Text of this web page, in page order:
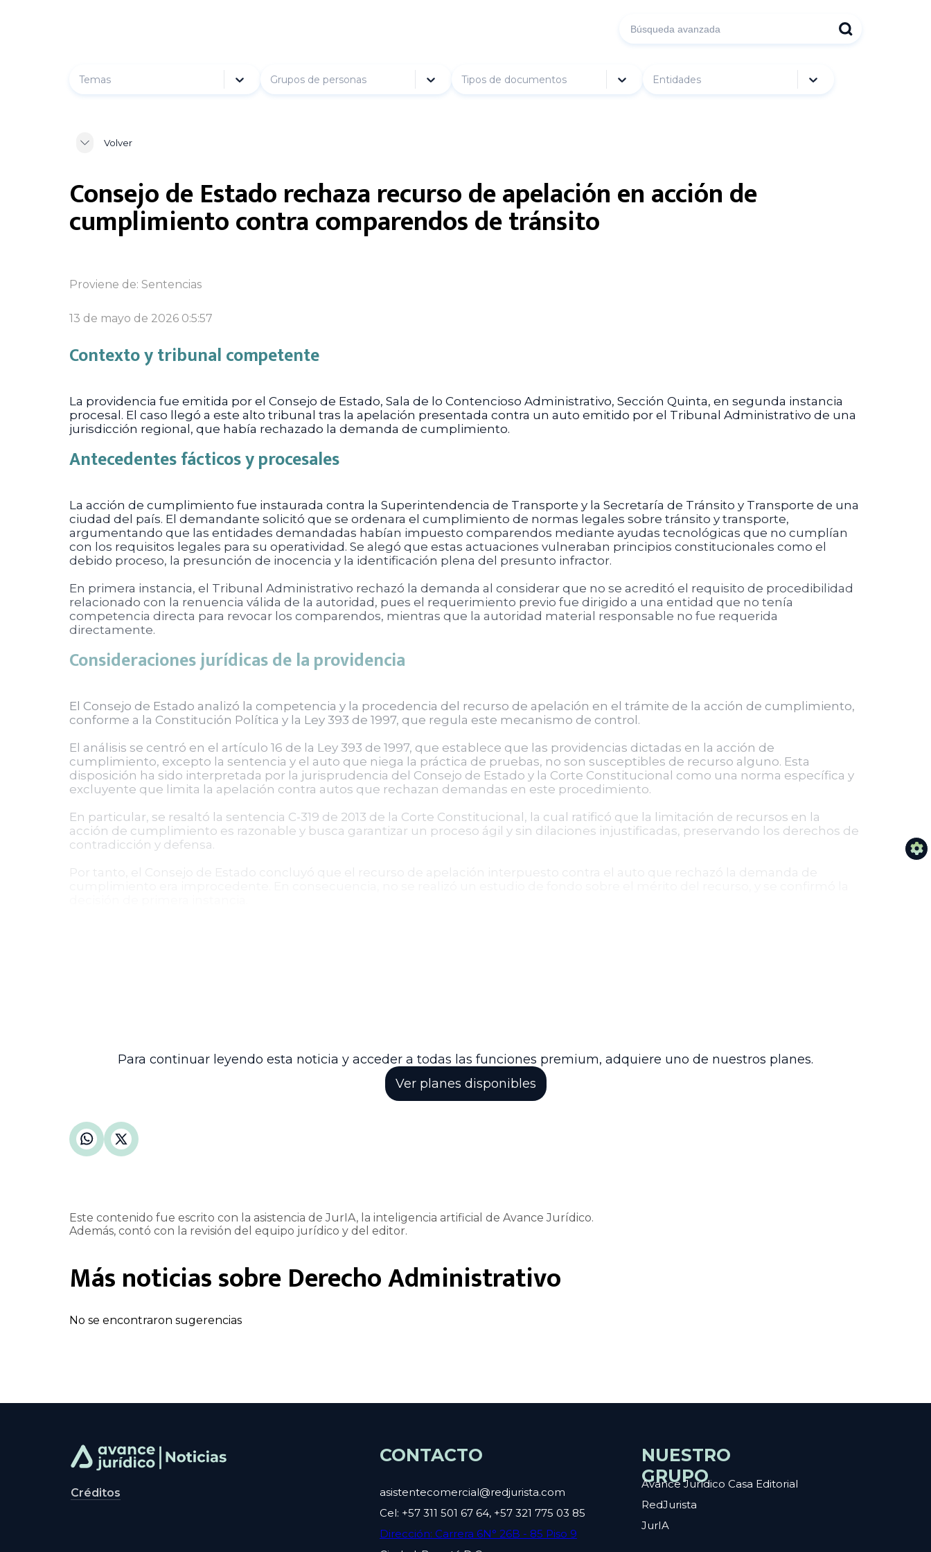
Temas Grupos de personas Tipos de documentos Entidades
Volver
Consejo de Estado rechaza recurso de apelación en acción de
cumplimiento contra comparendos de tránsito
Proviene de: Sentencias
13 de mayo de 2026 0:5:57
Contexto y tribunal competente
La providencia fue emitida por el Consejo de Estado, Sala de lo Contencioso Administrativo, Sección Quinta, en segunda instancia
procesal. El caso llegó a este alto tribunal tras la apelación presentada contra un auto emitido por el Tribunal Administrativo de una
jurisdicción regional, que había rechazado la demanda de cumplimiento.
Antecedentes fácticos y procesales
La acción de cumplimiento fue instaurada contra la Superintendencia de Transporte y la Secretaría de Tránsito y Transporte de una
ciudad del país. El demandante solicitó que se ordenara el cumplimiento de normas legales sobre tránsito y transporte,
argumentando que las entidades demandadas habían impuesto comparendos mediante ayudas tecnológicas que no cumplían
con los requisitos legales para su operatividad. Se alegó que estas actuaciones vulneraban principios constitucionales como el
debido proceso, la presunción de inocencia y la identificación plena del presunto infractor.
En primera instancia, el Tribunal Administrativo rechazó la demanda al considerar que no se acreditó el requisito de procedibilidad
relacionado con la renuencia válida de la autoridad, pues el requerimiento previo fue dirigido a una entidad que no tenía
competencia directa para revocar los comparendos, mientras que la autoridad material responsable no fue requerida
directamente.
Consideraciones jurídicas de la providencia
El Consejo de Estado analizó la competencia y la procedencia del recurso de apelación en el trámite de la acción de cumplimiento,
conforme a la Constitución Política y la Ley 393 de 1997, que regula este mecanismo de control.
El análisis se centró en el artículo 16 de la Ley 393 de 1997, que establece que las providencias dictadas en la acción de
cumplimiento, excepto la sentencia y el auto que niega la práctica de pruebas, no son susceptibles de recurso alguno. Esta
disposición ha sido interpretada por la jurisprudencia del Consejo de Estado y la Corte Constitucional como una norma específica y
excluyente que limita la apelación contra autos que rechazan demandas en este procedimiento.
En particular, se resaltó la sentencia C-319 de 2013 de la Corte Constitucional, la cual ratificó que la limitación de recursos en la
acción de cumplimiento es razonable y busca garantizar un proceso ágil y sin dilaciones injustificadas, preservando los derechos de
contradicción y defensa.
Por tanto, el Consejo de Estado concluyó que el recurso de apelación interpuesto contra el auto que rechazó la demanda de
Para continuar leyendo esta noticia y acceder a todas las funciones premium, adquiere uno de nuestros planes.
Ver planes disponibles
Este contenido fue escrito con la asistencia de JurIA, la inteligencia artificial de Avance Jurídico.
Además, contó con la revisión del equipo jurídico y del editor.
Más noticias sobreDerecho Administrativo
No se encontraron sugerencias
Créditos
CONTACTO
asistentecomercial@redjurista.com
Cel: +57 311 501 67 64, +57 321 775 03 85
Dirección: Carrera 6N° 26B - 85 Piso 9
NUESTRO
GRUPO
Avance Jurídico Casa Editorial
RedJurista
JurIA